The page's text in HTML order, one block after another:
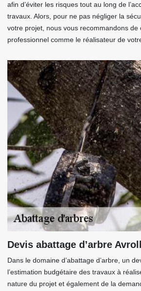
afin d’éviter les risques tout au long de
travaux. Alors, pour ne pas négliger la
votre projet, nous vous recommandons de
professionnel comme le réalisateur de
Devis abattage d’arbre
Dans le domaine d’abattage d’arbre, un
l’estimation budgétaire des travaux à
nature du projet et également de la